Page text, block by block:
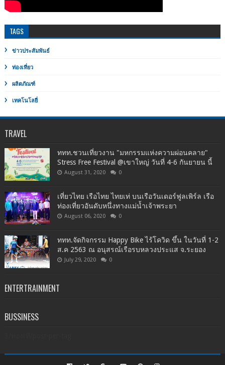
TAGS
ข่าวประสัมพันธ์
ท่องเที่ยว
ผลิตภัณฑ์
เทคโนโลยี่
TRAVEL
ททท.ชวนเที่ยวงาน "มหกรรมแห่งความผ่อนคลาย"
Stress Free Festival @เขาใหญ่ วันที่ 4-6 กันยายน นี้
August 31, 2020 0
เที่ยวไทย เรือไทย ไทยเท่ บนเรือวันเดอร์ฟูลเพิร์ล เรือ
ท่องเที่ยวอันดับหนึ่งทางแม่น้ำเจ้าพระยา
August 06, 2020 0
ททท.จัดกิจกรรม Happy Bike ไร้โควิด ขึ้น ในวันที่ 1-2
ส.ค 2563 ณ อนุสรณ์เรือรบหลวงประแส จ.ระยอง
July 29, 2020 0
ENTERTRAINMENT
BUSSINESS